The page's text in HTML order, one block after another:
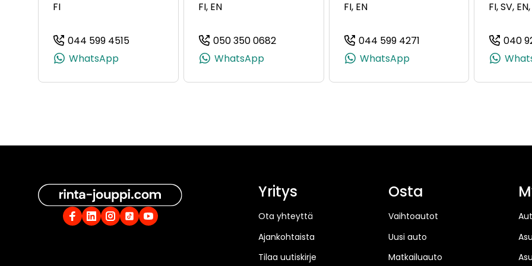
FI
044 599 4515
(+358445994515, 0445994515, +358 44 599 4515)
WhatsApp
FI, EN
050 350 0682
(+358503500682, 0503500682, +358 50 350 0682)
WhatsApp
FI, EN
044 599 4271
(+358445994271,
WhatsApp
FI, SV,
040
Yritys
Ota yhteyttä
Ajankohtaista
Tilaa uutiskirje
Osta
Vaihtoautot
Uusi auto
Matkailuauto